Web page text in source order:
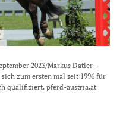
2023/Markus Datler -
zum ersten mal seit 1996 für
qualifiziert. pferd-austria.at